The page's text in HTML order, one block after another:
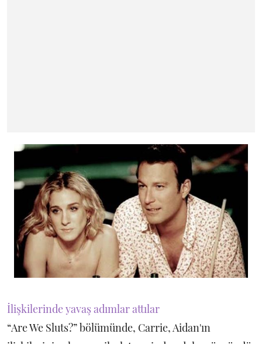
İlişkilerinde yavaş adımlar attılar
“Are We Sluts?” bölümünde, Carrie, Aidan'ın